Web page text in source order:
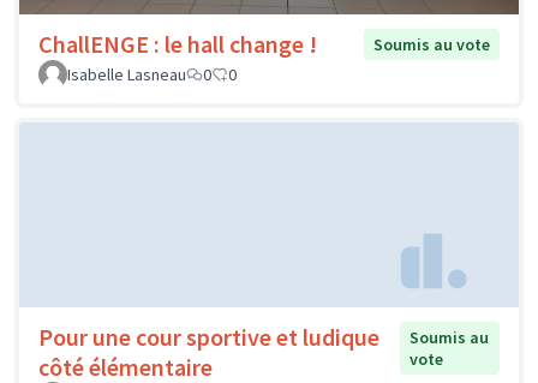
ChallENGE : le hall change !
Soumis au vote
Isabelle Lasneau
0 0
Pour une cour sportive et ludique
côté élémentaire
Soumis au
vote